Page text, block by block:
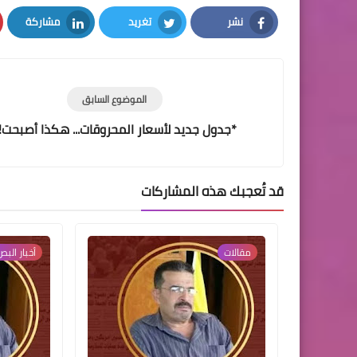
نشر
Facebook
تغريد
Twitter
مشاركة
LinkedIn
الموضوع السابق
*جدول جديد لأسعار المحروقات... هكذا
قد تُعجبك هذه المشاركات
مقالات أخبار